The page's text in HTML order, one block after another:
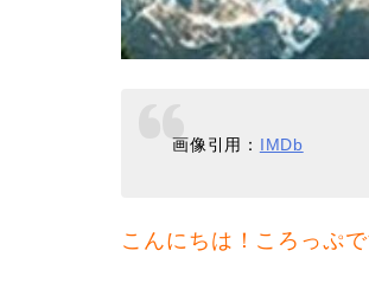
画像引用： IMDb
こんにちは！ころっぷで